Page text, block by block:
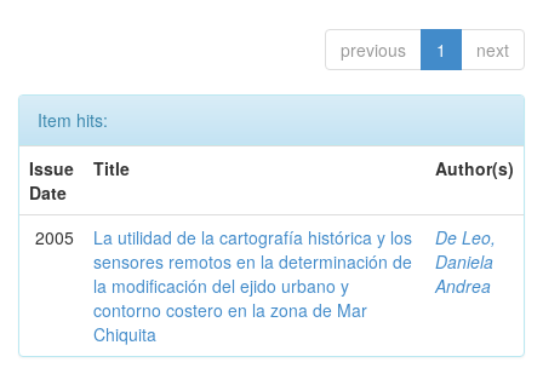
previous 1 next
Item hits:
Issue
Date
Title Author(s)
2005
La utilidad de la cartografía histórica y los
sensores remotos en la determinación de
la modificación del ejido urbano y
contorno costero en la zona de Mar
Chiquita
De Leo,
Daniela
Andrea